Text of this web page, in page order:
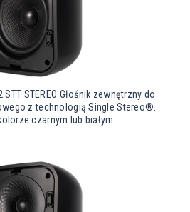
STEREO Głośnik zewnętrzny do
z technologią Single Stereo®.
czarnym lub białym.